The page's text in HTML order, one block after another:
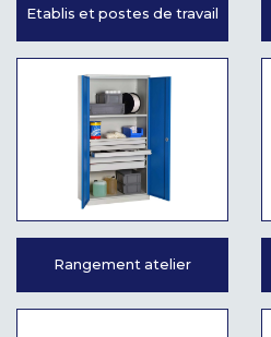
Etablis et postes de travail
Rangement atelier